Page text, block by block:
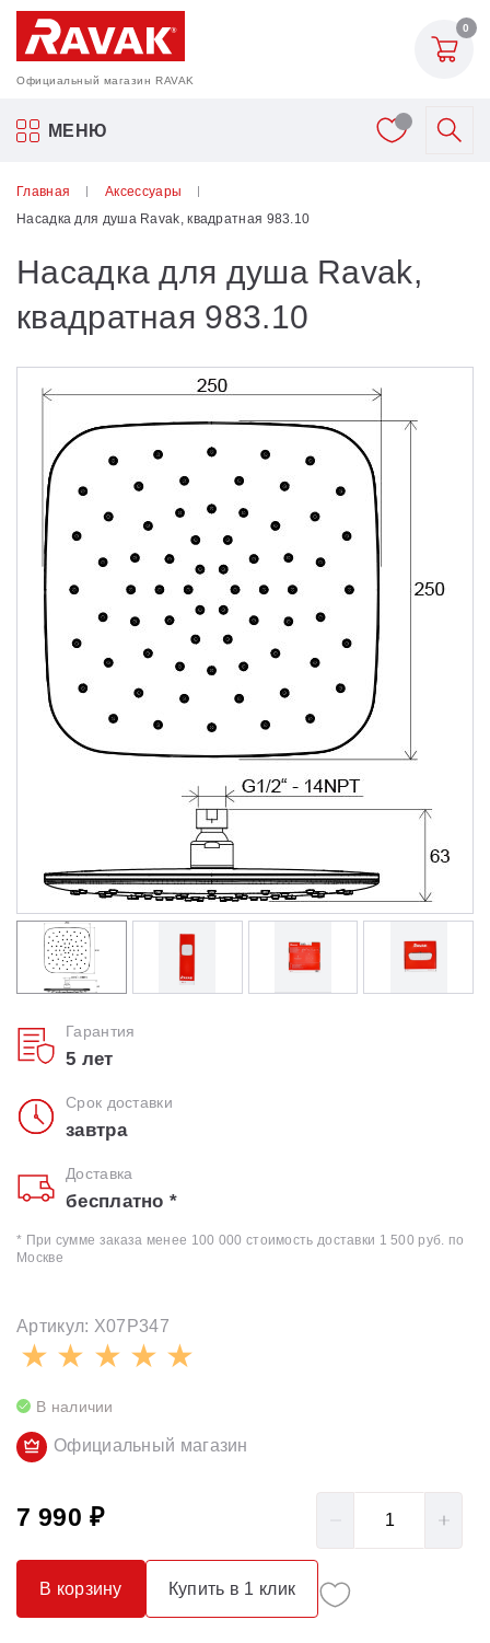
Официальный магазин RAVAK
0
МЕНЮ
Акриловые ванны Ravak
Душевые двери
Душевые уголки
Поддоны для душа
Сиденья OVO для душевых уголков
Полотенцесушители
Гидромассаж для ванны
Душевые каналы
Умывальники
Средства ухода
Главная
Аксессуары
Насадка для душа Ravak, квадратная 983.10
Насадка для душа Ravak,
квадратная 983.10
Гарантия
5 лет
Срок доставки
завтра
Доставка
бесплатно *
* При сумме заказа менее 100 000 стоимость доставки 1 500 руб. по
Москве
Артикул: X07P347
В наличии
Официальный магазин
7 990 ₽
В корзину Купить в 1 клик